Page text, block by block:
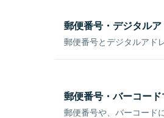
郵便番号・デジタル
郵便番号とデジタルアド
郵便番号・バーコー
郵便番号や、バーコード